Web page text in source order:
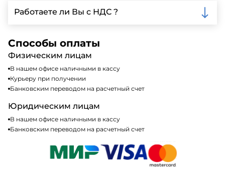
включая наличные, банковские переводы,
кредитные карты. Подробную информацию о
Работаете ли Вы с НДС ?
налогообложения, т.е с НДС 20%
Способы оплаты
Физическим лицам
В нашем офисе наличными в кассу
Курьеру при получении
Банковским переводом на расчетный счет
Юридическим лицам
В нашем офисе наличными в кассу
Банковским переводом на расчетный счет